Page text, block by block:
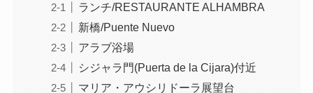
ランチ/RESTAURANTE ALHAMBRA
新橋/Puente Nuevo
アラブ浴場
シジャラ門(Puerta de la Cijara)付近
マリア・アウシリドーラ展望台